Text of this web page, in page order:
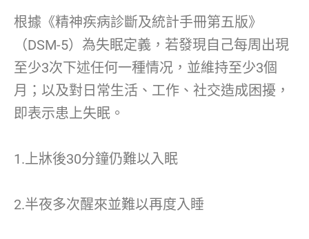
根據《精神疾病診斷及統計手冊第五版》
（DSM-5）為失眠定義，若發現自己每周出現
至少3次下述任何一種情况，並維持至少3個
月；以及對日常生活、工作、社交造成困擾，
即表示患上失眠。
1.上牀後30分鐘仍難以入眠
2.半夜多次醒來並難以再度入睡